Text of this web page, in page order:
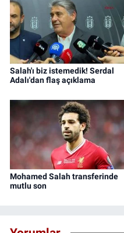
Salah'ı biz istemedik! Serdal
Adalı'dan flaş açıklama
Mohamed Salah transferinde
mutlu son